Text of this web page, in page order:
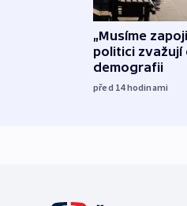
„Musíme
politici zvažují
demografii
před 14hodinami